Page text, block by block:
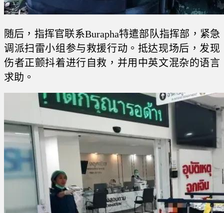
随后，指挥官联系Burapha特遣部队指挥部，紧急
调派扫雷小组参与救援行动。抵达现场后，发现
伤者正颤抖着进行自救，并用中英文混杂的语言
求助。